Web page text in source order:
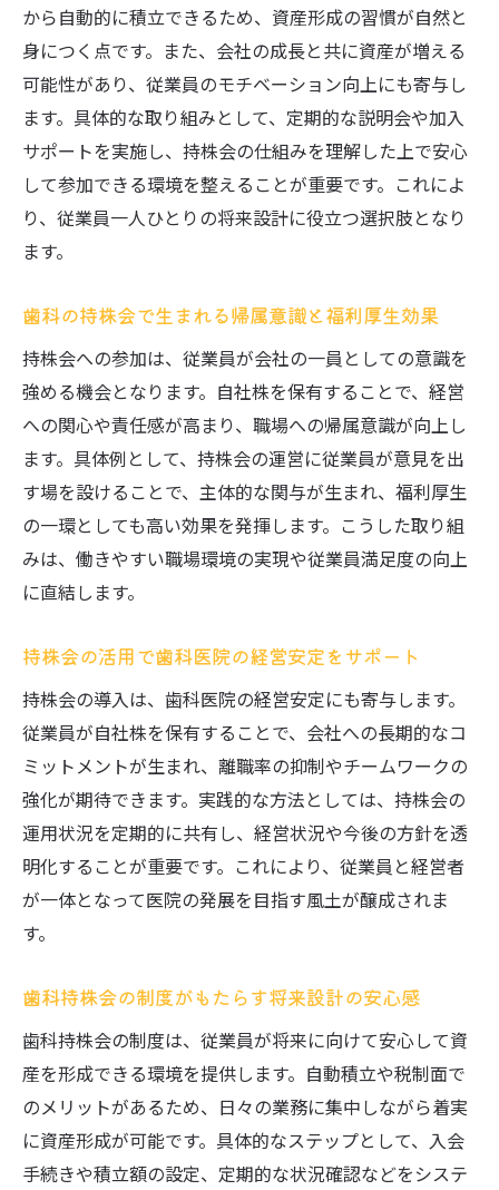
よう
歯科持株会の奨励金や補助金受取の注意点
まとめ
奨励金を活用した歯科持株会のメリットと
実態
福利厚生に強い歯科の持株会を選ぶポイント
歯科の福利厚生充実に役立つ持株会の見極
歯科従業員が持株会選びで注目すべき福利
歯科の持株会で得られる福利厚生の具体的
な内容
歯科で働く人が持株会を福利厚生で活用す
るコツ
福利厚生と資産形成の両立を目指す歯科持
株会選び
歯科持株会の福利厚生比較で失敗しない選
利益や税務処理で知っておきたい歯科持株会の
注意点
歯科持株会の利益と税務申告の基本ポイン
ト解説
歯科持株会の利益が少額の場合の確定申告
の必要性
歯科持株会利用時の節税や税務処理の実務
的注意点
注意点
利益が出た歯科持株会の税金対応手順を解
説
持株会退会時の精算やリスク対策を考える
から自動的に積立できるため、資産形成の習慣が自然と
身につく点です。また、会社の成長と共に資産が増える
可能性があり、従業員のモチベーション向上にも寄与し
ます。具体的な取り組みとして、定期的な説明会や加入
サポートを実施し、持株会の仕組みを理解した上で安心
して参加できる環境を整えることが重要です。これによ
り、従業員一人ひとりの将来設計に役立つ選択肢となり
ます。
歯科の持株会で生まれる帰属意識と福利厚生効果
持株会への参加は、従業員が会社の一員としての意識を
強める機会となります。自社株を保有することで、経営
への関心や責任感が高まり、職場への帰属意識が向上し
ます。具体例として、持株会の運営に従業員が意見を出
す場を設けることで、主体的な関与が生まれ、福利厚生
の一環としても高い効果を発揮します。こうした取り組
みは、働きやすい職場環境の実現や従業員満足度の向上
に直結します。
持株会の活用で歯科医院の経営安定をサポート
持株会の導入は、歯科医院の経営安定にも寄与します。
従業員が自社株を保有することで、会社への長期的なコ
ミットメントが生まれ、離職率の抑制やチームワークの
強化が期待できます。実践的な方法としては、持株会の
運用状況を定期的に共有し、経営状況や今後の方針を透
明化することが重要です。これにより、従業員と経営者
が一体となって医院の発展を目指す風土が醸成されま
す。
歯科持株会の制度がもたらす将来設計の安心感
歯科持株会の制度は、従業員が将来に向けて安心して資
産を形成できる環境を提供します。自動積立や税制面で
のメリットがあるため、日々の業務に集中しながら着実
に資産形成が可能です。具体的なステップとして、入会
手続きや積立額の設定、定期的な状況確認などをシステ